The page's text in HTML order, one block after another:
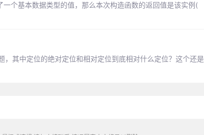
个基本数据类型的值，那么本次构造函数的返回值是该实例(
其中定位的绝对定位和相对定位到底相对什么定位？这个还是